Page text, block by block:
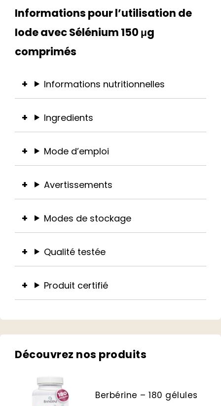
Informations pour l’utilisation de
Iode avec Sélénium 150 μg
comprimés
Informations nutritionnelles
Ingredients
Mode d’emploi
Avertissements
Modes de stockage
Qualité testée
Produit certifié
Découvrez nos produits​
Berbérine – 180 gélules